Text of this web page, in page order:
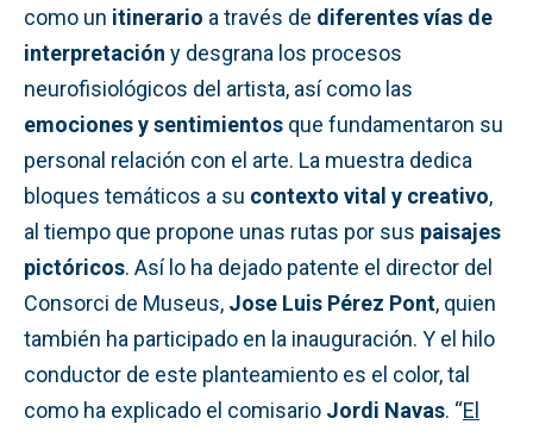
como un itinerario a través de diferentes vías de
interpretación y desgrana los procesos
neurofisiológicos del artista, así como las
emociones y sentimientos que fundamentaron su
personal relación con el arte. La muestra dedica
bloques temáticos a su contexto vital y creativo,
al tiempo que propone unas rutas por sus paisajes
pictóricos. Así lo ha dejado patente el director del
Consorci de Museus, Jose Luis Pérez Pont, quien
también ha participado en la inauguración. Y el hilo
conductor de este planteamiento es el color, tal
como ha explicado el comisario Jordi Navas. “El